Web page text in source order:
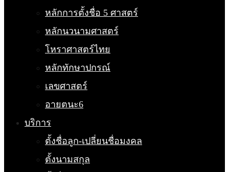
หลักการตั้งชื่อ 5 ศาสตร์
หลักนวนามศาสตร์
โหราศาสตร์ไทย
หลักทักษาปกรณ์
เลขศาสตร์
อายตนะ6
บริการ
ตั้งชื่อลูก-เปลี่ยนชื่อมงคล
ตั้งนามสกุล